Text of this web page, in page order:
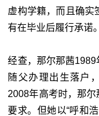
虚构学籍，而且确实
有在毕业后履行承诺。
经查，那尔那茜
随父办理出生落户
2008年高考时，那
要求。但她以“呼和